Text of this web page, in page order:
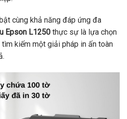
cùng khả năng đáp ứng đa
Epson L1250 thực sự là lựa chọn
kiếm một giải pháp in ấn toàn